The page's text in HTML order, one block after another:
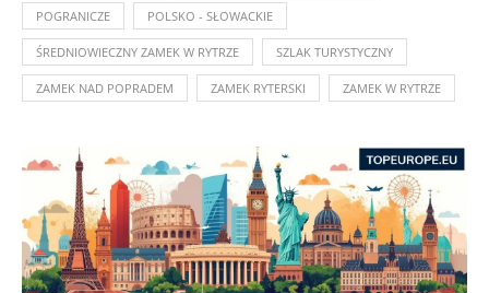
POGRANICZE POLSKO - SŁOWACKIE
ŚREDNIOWIECZNY ZAMEK W RYTRZE SZLAK TURYSTYCZNY
ZAMEK NAD POPRADEM ZAMEK RYTERSKI ZAMEK W RYTRZE